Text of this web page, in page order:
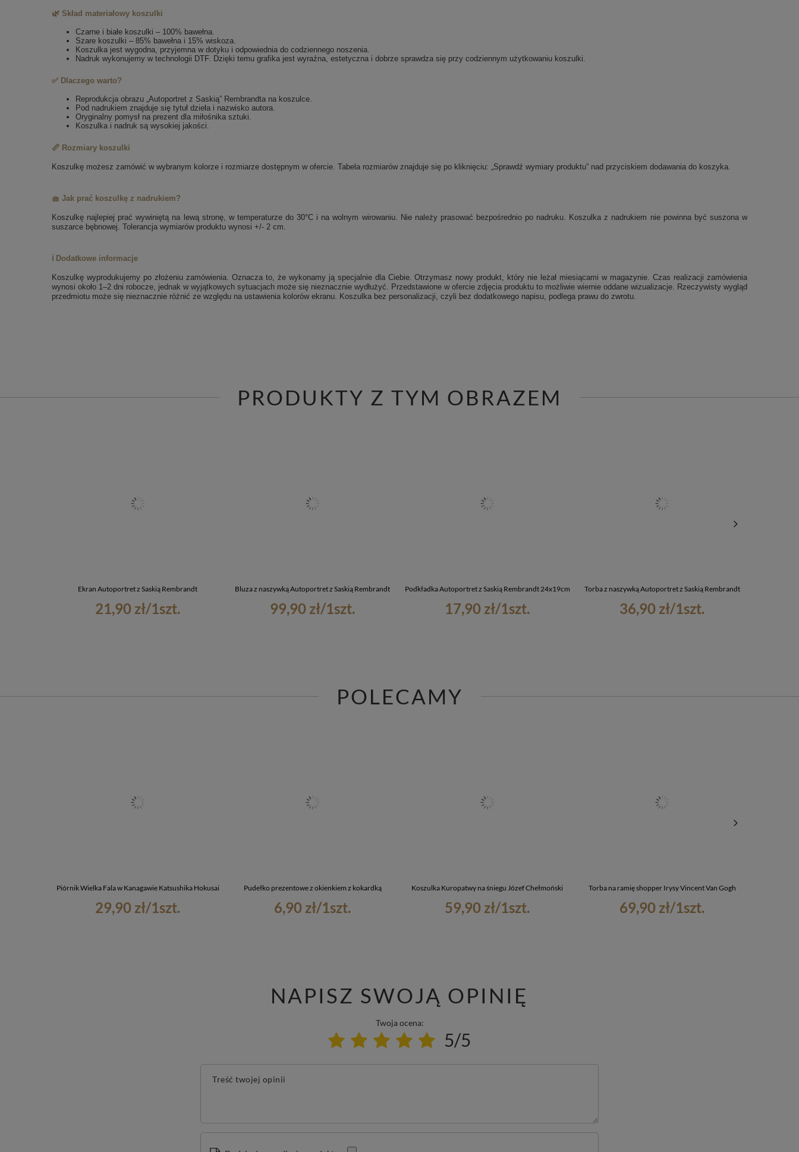
🌿 Skład materiałowy koszulki
Czarne i białe koszulki – 100% bawełna.
Szare koszulki – 85% bawełna i 15% wiskoza.
Koszulka jest wygodna, przyjemna w dotyku i odpowiednia do codziennego noszenia.
Nadruk wykonujemy w technologii DTF. Dzięki temu grafika jest wyraźna, estetyczna i dobrze sprawdza się przy codziennym użytkowaniu koszulki.
✅ Dlaczego warto?
Reprodukcja obrazu „Autoportret z Saskią” Rembrandta na koszulce.
Pod nadrukiem znajduje się tytuł dzieła i nazwisko autora.
Oryginalny pomysł na prezent dla miłośnika sztuki.
Koszulka i nadruk są wysokiej jakości.
📏 Rozmiary koszulki
Koszulkę możesz zamówić w wybranym kolorze i rozmiarze dostępnym w ofercie. Tabela rozmiarów znajduje się po kliknięciu: „Sprawdź wymiary produktu” nad przyciskiem dodawania do koszyka.
🧺 Jak prać koszulkę z nadrukiem?
Koszulkę najlepiej prać wywiniętą na lewą stronę, w temperaturze do 30°C i na wolnym wirowaniu. Nie należy prasować bezpośrednio po nadruku. Koszulka z nadrukiem nie powinna być suszona w
suszarce bębnowej. Tolerancja wymiarów produktu wynosi +/- 2 cm.
ℹ️ Dodatkowe informacje
Koszulkę wyprodukujemy po złożeniu zamówienia. Oznacza to, że wykonamy ją specjalnie dla Ciebie. Otrzymasz nowy produkt, który nie leżał miesiącami w magazynie. Czas realizacji zamówienia
wynosi około 1–2 dni robocze, jednak w wyjątkowych sytuacjach może się nieznacznie wydłużyć. Przedstawione w ofercie zdjęcia produktu to możliwie wiernie oddane wizualizacje. Rzeczywisty wygląd
przedmiotu może się nieznacznie różnić ze względu na ustawienia kolorów ekranu. Koszulka bez personalizacji, czyli bez dodatkowego napisu, podlega prawu do zwrotu.
PRODUKTY Z TYM OBRAZEM
Ekran Autoportret z Saskią Rembrandt
21,90 zł/1szt.
Bluza z naszywką Autoportret z Saskią Rembrandt
99,90 zł/1szt.
Podkładka Autoportret z Saskią Rembrandt 24x19cm
17,90 zł/1szt.
Torba z naszywką Autoportret z Saskią Rembrandt
36,90 zł/1szt.
POLECAMY
Piórnik Wielka Fala w Kanagawie Katsushika Hokusai
29,90 zł/1szt.
Pudełko prezentowe z okienkiem z kokardką
6,90 zł/1szt.
Koszulka Kuropatwy na śniegu Józef Chełmoński
59,90 zł/1szt.
Torba na ramię shopper Irysy Vincent Van Gogh
69,90 zł/1szt.
NAPISZ SWOJĄ OPINIĘ
Twoja ocena:
5/5
Treść twojej opinii